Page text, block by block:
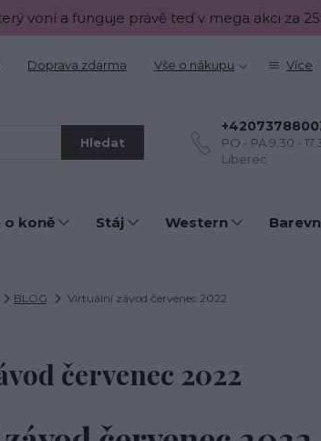
voní a funguje právě teď v mega akci za
Doprava zdarma Vše o nákupu Více
Hledat
PO - PÁ 9.30 -
Liberec
o koně Stáj Western
BLOG Virtuální závod červenec 2022
červenec 2022